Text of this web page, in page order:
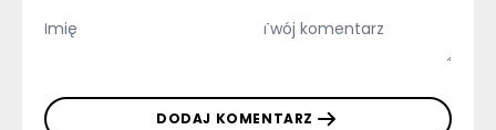
DODAJ KOMENTARZ